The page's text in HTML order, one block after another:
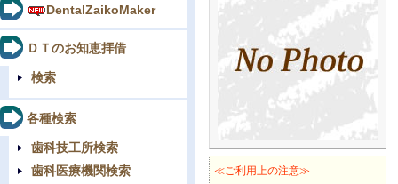
≪ご利用上の注意≫
DentalZaikoMaker
ＤＴのお知恵拝借
検索
各種検索
歯科技工所検索
歯科医療機関検索